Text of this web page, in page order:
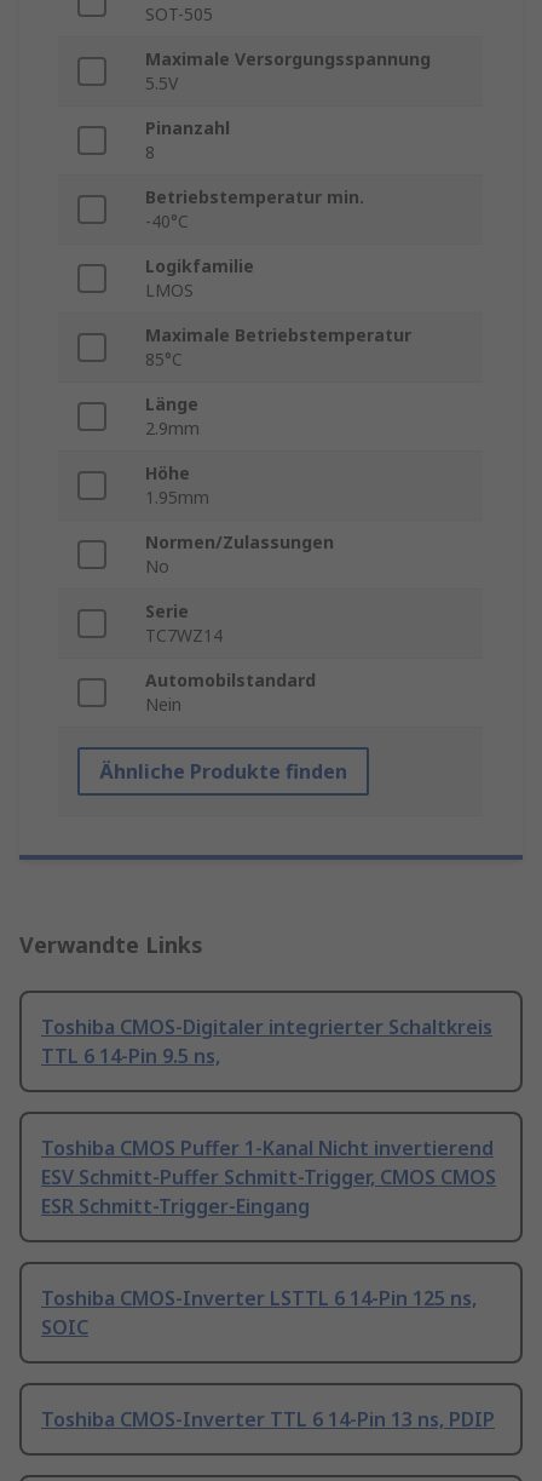
SOT-505
Maximale Versorgungsspannung
5.5V
Pinanzahl
8
Betriebstemperatur min.
-40°C
Logikfamilie
LMOS
Maximale Betriebstemperatur
85°C
Länge
2.9mm
Höhe
1.95mm
Normen/Zulassungen
No
Serie
TC7WZ14
Automobilstandard
Nein
Ähnliche Produkte finden
Verwandte Links
Toshiba CMOS-Digitaler integrierter Schaltkreis
TTL 6 14-Pin 9.5 ns,
Toshiba CMOS Puffer 1-Kanal Nicht invertierend
ESV Schmitt-Puffer Schmitt-Trigger, CMOS CMOS
ESR Schmitt-Trigger-Eingang
Toshiba CMOS-Inverter LSTTL 6 14-Pin 125 ns,
SOIC
Toshiba CMOS-Inverter TTL 6 14-Pin 13 ns, PDIP